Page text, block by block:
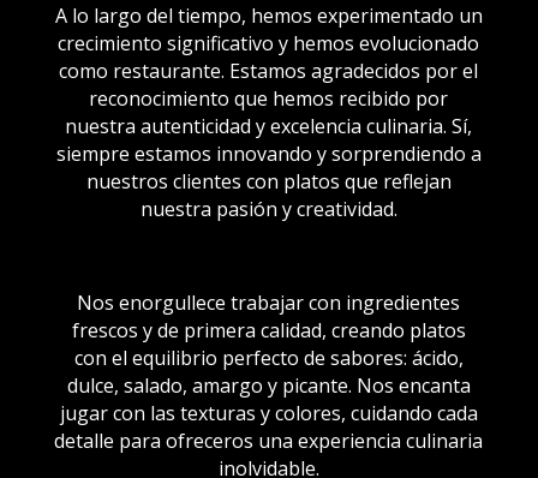
A lo largo del tiempo, hemos experimentado un
crecimiento significativo y hemos evolucionado
como restaurante. Estamos agradecidos por el
reconocimiento que hemos recibido por
nuestra autenticidad y excelencia culinaria. Sí,
siempre estamos innovando y sorprendiendo a
nuestros clientes con platos que reflejan
nuestra pasión y creatividad.
Nos enorgullece trabajar con ingredientes
frescos y de primera calidad, creando platos
con el equilibrio perfecto de sabores: ácido,
dulce, salado, amargo y picante. Nos encanta
jugar con las texturas y colores, cuidando cada
detalle para ofreceros una experiencia culinaria
inolvidable.